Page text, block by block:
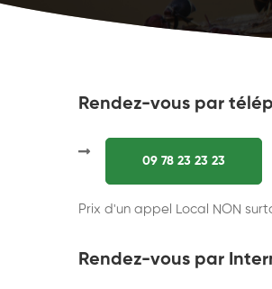
Rendez-vous par
09 78 23 23 23
Prix d'un appel Local NON
Rendez-vous par